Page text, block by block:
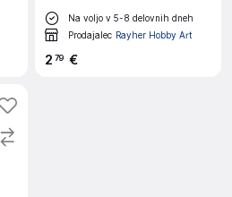
Na voljo v 5-8 delovnih dneh
Prodajalec Rayher Hobby Art
2 79 €